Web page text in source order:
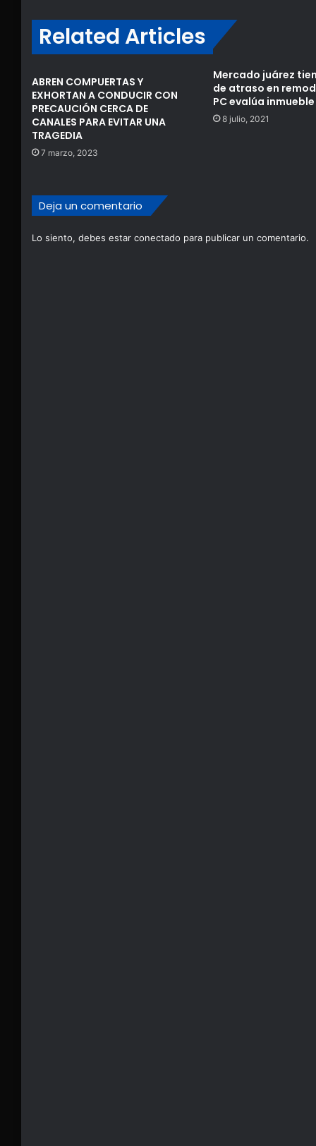
Related Articles
ABREN COMPUERTAS Y
EXHORTAN A CONDUCIR CON
PRECAUCIÓN CERCA DE
CANALES PARA EVITAR UNA
TRAGEDIA
7 marzo, 2023
Mercado juárez
de atraso en
PC evalúa inmueble
8 julio, 2021
Deja un comentario
Lo siento, debes estar conectado para publicar un comentario.